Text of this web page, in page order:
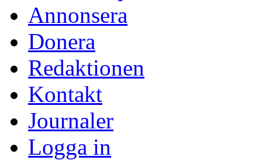
Annonsera
Donera
Redaktionen
Kontakt
Journaler
Logga in